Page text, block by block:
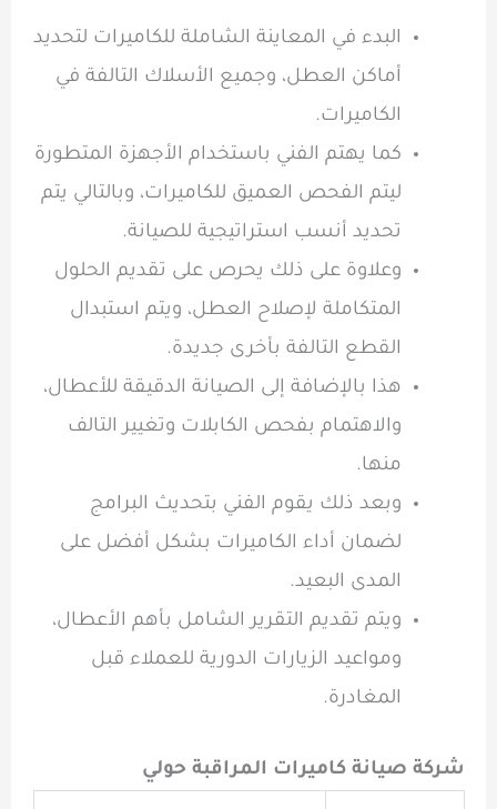
البدء في المعاينة الشاملة للكاميرات لتحديد
أماكن العطل، وجميع الأسلاك التالفة في
الكاميرات.
كما يهتم الفني باستخدام الأجهزة المتطورة
ليتم الفحص العميق للكاميرات، وبالتالي يتم
تحديد أنسب استراتيجية للصيانة.
وعلاوة على ذلك يحرص على تقديم الحلول
المتكاملة لإصلاح العطل، ويتم استبدال
القطع التالفة بأخرى جديدة.
هذا بالإضافة إلى الصيانة الدقيقة للأعطال،
والاهتمام بفحص الكابلات وتغيير التالف
منها.
وبعد ذلك يقوم الفني بتحديث البرامج
لضمان أداء الكاميرات بشكل أفضل على
المدى البعيد.
ويتم تقديم التقرير الشامل بأهم الأعطال،
ومواعيد الزيارات الدورية للعملاء قبل
المغادرة.
شركة صيانة كاميرات المراقبة حولي